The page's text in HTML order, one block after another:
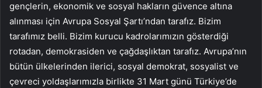
gençlerin, ekonomik ve sosyal hakların güvence altına
alınması için Avrupa Sosyal Şartı’ndan tarafız. Bizim
tarafımız belli. Bizim kurucu kadrolarımızın gösterdiği
rotadan, demokrasiden ve çağdaşlıktan tarafız. Avrupa’nın
bütün ülkelerinden ilerici, sosyal demokrat, sosyalist ve
çevreci yoldaşlarımızla birlikte 31 Mart günü Türkiye’de